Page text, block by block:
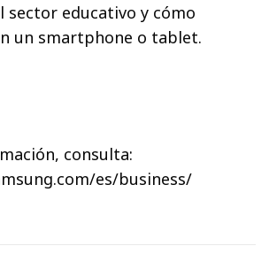
sector educativo y cómo
un smartphone o tablet.
consulta:
es/business/